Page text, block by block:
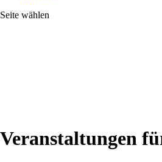
Seite wählen
Veranstaltungen